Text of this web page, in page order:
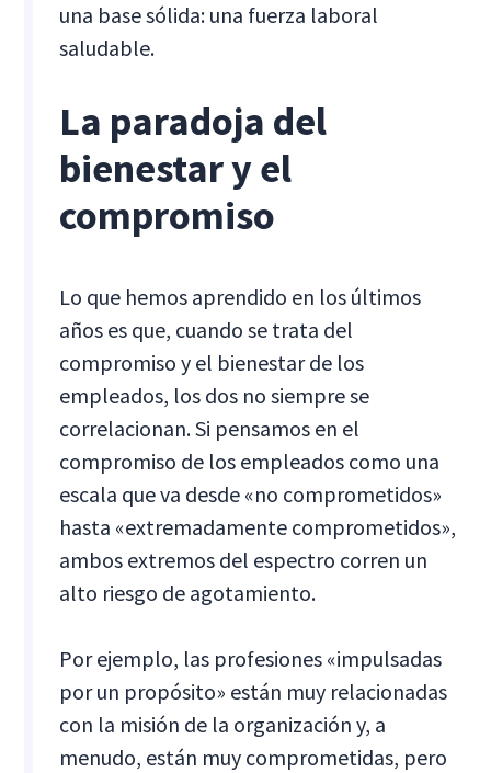
una base sólida: una fuerza laboral
saludable.
La paradoja del
bienestar y el
compromiso
Lo que hemos aprendido en los últimos
años es que, cuando se trata del
compromiso y el bienestar de los
empleados, los dos no siempre se
correlacionan. Si pensamos en el
compromiso de los empleados como una
escala que va desde «no comprometidos»
hasta «extremadamente comprometidos»,
ambos extremos del espectro corren un
alto riesgo de agotamiento.
Por ejemplo, las profesiones «impulsadas
por un propósito» están muy relacionadas
con la misión de la organización y, a
menudo, están muy comprometidas, pero